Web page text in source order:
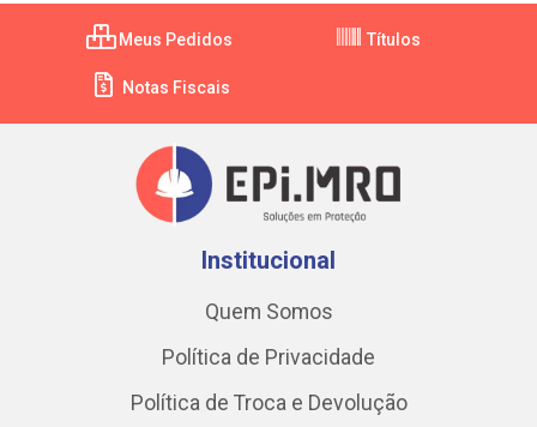
Meus Pedidos Títulos
Notas Fiscais
Institucional
Quem Somos
Política de Privacidade
Política de Troca e Devolução